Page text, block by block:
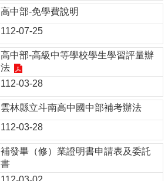
高中部-免學費說明
112-07-25
高中部-高級中等學校學生學習評量辦
法
112-03-28
雲林縣立斗南高中國中部補考辦法
112-03-28
補發畢（修）業證明書申請表及委託
書